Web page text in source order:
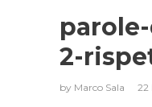
2-
by Marco Sala 22